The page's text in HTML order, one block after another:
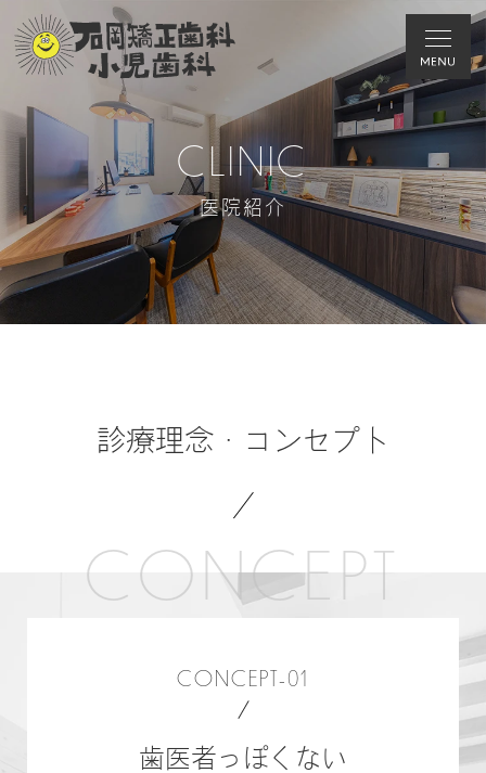
CLINIC
医院紹介
診療理念・コンセプト
CONCEPT
CONCEPT-01
歯医者っぽくない